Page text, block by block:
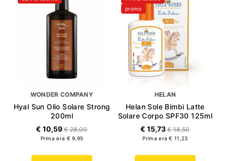
WONDER COMPANY
Hyal Sun Olio Solare Strong
200ml
€ 10,59€ 28,00
Prima era € 9,95
promo
HELAN
Helan Sole Bimbi Latte
Solare Corpo SPF30 125ml
€ 15,73€ 18,50
Prima era € 11,23